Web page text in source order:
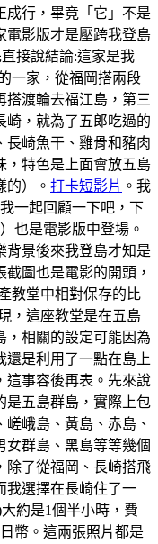
成行，畢竟「它」不是
電影版才是壓跨我登島
接說結論:這家是我
一家，從福岡搭兩段
搭渡輪去福江島，第三
崎，就為了五郎吃過的
長崎魚干、雞骨和豬肉
，特色是上面會放五島
的）。 打卡短影片 。我
一起回顧一下吧，下
也是電影版中登場。
背景後來我登島才知是
圖也是電影的開頭，
教堂中相對保存的比
，這座教堂是在五島
，相關的設定可能因為
還是利用了一點在島上
這事容後再表。先來說
是五島群島，實際上包
峨島、黃島、赤島、
女群島、黑島等等幾個
除了從福岡、長崎搭飛
我選擇在長崎住了一
約是1個半小時，費
幣。這兩張照片都是